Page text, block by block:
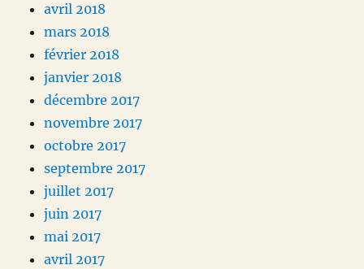
avril 2018
mars 2018
février 2018
janvier 2018
décembre 2017
novembre 2017
octobre 2017
septembre 2017
juillet 2017
juin 2017
mai 2017
avril 2017